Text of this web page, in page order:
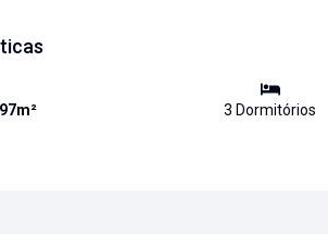
m² 3 Dormitórios